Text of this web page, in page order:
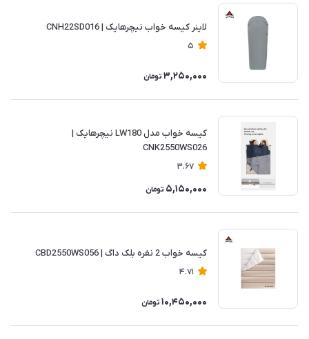
لاینر کیسه خواب نیچرهایک | CNH22SD016
5
3,250,000 تومان
کیسه خواب مدل LW180 نیچرهایک |
CNK2550WS026
3.67
5,150,000 تومان
کیسه خواب 2 نفره بلک داگ | CBD2550WS056
4.71
10,450,000 تومان